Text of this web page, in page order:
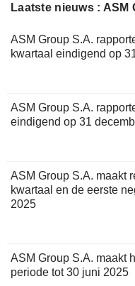
Laatste nieuws : ASM
ASM Group S.A.
kwartaal eindigend op
ASM Group S.A.
eindigend op 31
ASM Group S.A. maakt
kwartaal en de eerste
2025
ASM Group S.A. maakt
periode tot 30 juni 2025